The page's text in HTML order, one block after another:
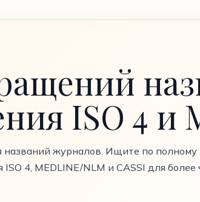
ISO 4 и
журналов. Ищите по полному
4, MEDLINE/NLM и CASSI для